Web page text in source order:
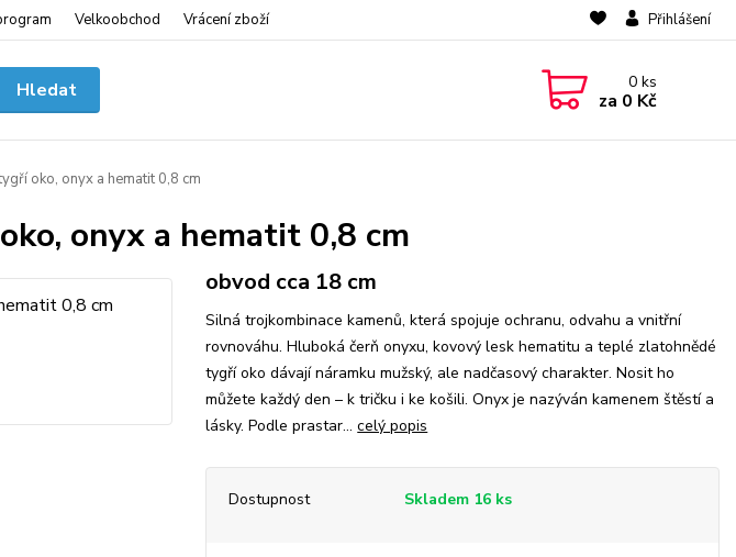
Velkoobchod Vrácení zboží Přihlášení
Hledat 0 ks
za 0 Kč
oko, onyx a hematit 0,8 cm
onyx a hematit 0,8 cm
obvod cca 18 cm
Silná trojkombinace kamenů, která spojuje ochranu, odvahu a vnitřní
rovnováhu. Hluboká čerň onyxu, kovový lesk hematitu a teplé zlatohnědé
tygří oko dávají náramku mužský, ale nadčasový charakter. Nosit ho
můžete každý den – k tričku i ke košili. Onyx je nazýván kamenem štěstí a
lásky. Podle prastar...celý popis
Dostupnost Skladem 16 ks